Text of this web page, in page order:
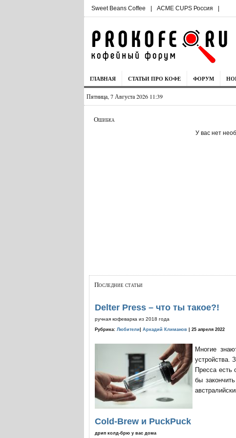
Sweet Beans Coffee | ACME CUPS Россия |
ГЛАВНАЯ СТАТЬИ ПРО КОФЕ ФОРУМ
Пятница, 7 Августа 2026 11:39
Ошибка
У вас нет
Последние статьи
Delter Press – что ты такое?!
ручная кофеварка из 2018 года
Рубрика: Любители Аркадий Климанов | 25 апреля 2022
Многие
устройства.
Пресса есть
бы
Cold-Brew и PuckPuck
дрип колд-брю у вас дома